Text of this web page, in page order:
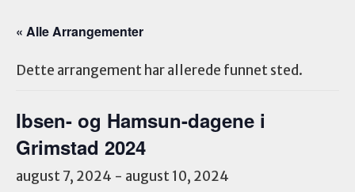
« Alle Arrangementer
Dette arrangement har allerede funnet sted.
Ibsen- og Hamsun-dagene i
Grimstad 2024
august 7, 2024 - august 10, 2024